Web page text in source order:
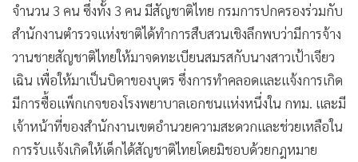
จำนวน 3 คน ซึ่งทั้ง 3 คน มีสัญชาติไทย กรมการปกครองร่วมกับ
สำนักงานตำรวจแห่งชาติได้ทำการสืบสวนเชิงลึกพบว่ามีการจ้าง
วานชายสัญชาติไทยให้มาจดทะเบียนสมรสกับนางสาวเป้าเจียว
เฉิน เพื่อให้มาเป็นบิดาของบุตร ซึ่งการทำคลอดและแจ้งการเกิด
มีการซื้อแพ็กเกจของโรงพยาบาลเอกชนแห่งหนึ่งใน กทม. และมี
เจ้าหน้าที่ของสำนักงานเขตอำนวยความสะดวกและช่วยเหลือใน
การรับแจ้งเกิดให้เด็กได้สัญชาติไทยโดยมิชอบด้วยกฎหมาย